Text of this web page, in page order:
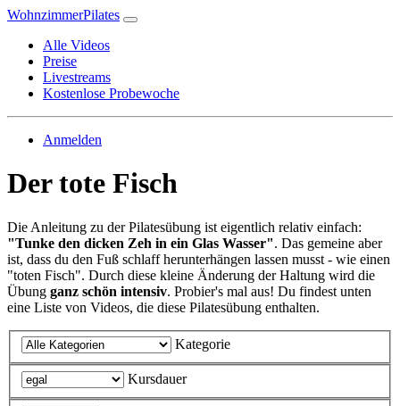
WohnzimmerPilates
Alle Videos
Preise
Livestreams
Kostenlose Probewoche
Anmelden
Der tote Fisch
Die Anleitung zu der Pilatesübung ist eigentlich relativ einfach:
"Tunke den dicken Zeh in ein Glas Wasser". Das gemeine aber
ist, dass du den Fuß schlaff herunterhängen lassen musst - wie einen
"toten Fisch". Durch diese kleine Änderung der Haltung wird die
Übung ganz schön intensiv. Probier's mal aus! Du findest unten
eine Liste von Videos, die diese Pilatesübung enthalten.
Kategorie
Kursdauer